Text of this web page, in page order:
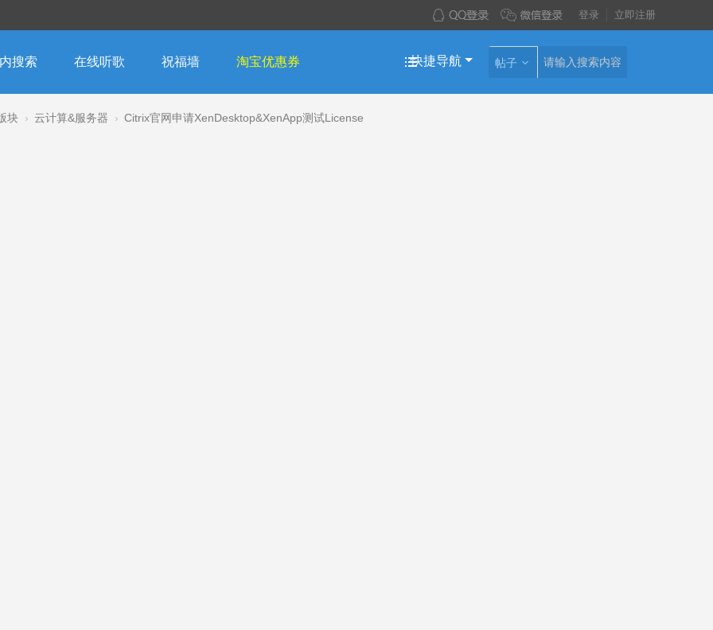
登录 立即注册
搜索 在线听歌 祝福墙 淘宝优惠券 帖子
快捷导航
块 › 云计算&服务器 › Citrix官网申请XenDesktop&XenApp测试License